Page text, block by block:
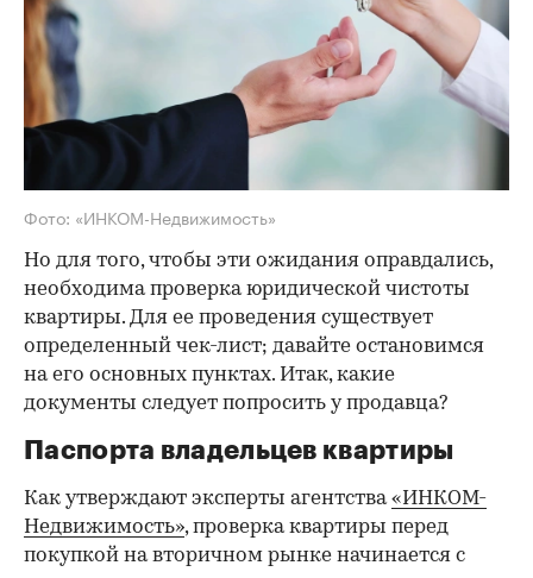
Фото: «ИНКОМ-Недвижимость»
Но для того, чтобы эти ожидания оправдались,
необходима проверка юридической чистоты
квартиры. Для ее проведения существует
определенный чек-лист; давайте остановимся
на его основных пунктах. Итак, какие
документы следует попросить у продавца?
Паспорта владельцев квартиры
Как утверждают эксперты агентства«ИНКОМ-
Недвижимость», проверка квартиры перед
покупкой на вторичном рынке начинается с